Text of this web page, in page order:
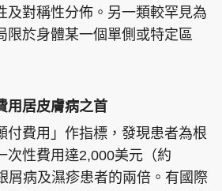
及對稱性分佈。另一類較罕見為
限於身體某一個單側或特定區
用居皮膚病之首
付費用」作指標，發現患者為根
次性費用達2,000美元（約
屑病及濕疹患者的兩倍。有國際